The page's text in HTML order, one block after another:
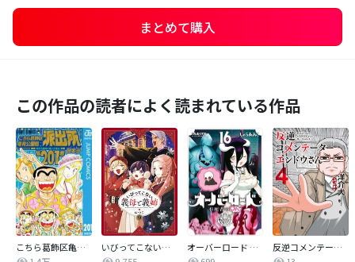
まとめて購入
この作品の読者によく読まれている作品
こちら葛飾区亀有公園前派出所
いびってこない義母と義姉
オーバーロード 不死者のOh!
反逆コメンテーターエンドウさん